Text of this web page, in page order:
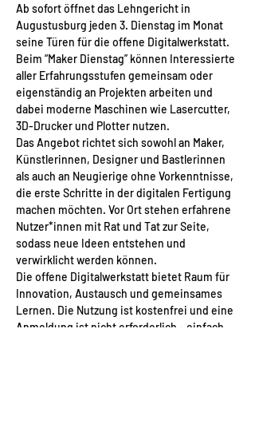
Ab sofort öffnet das Lehngericht in
Augustusburg jeden 3. Dienstag im Monat
seine Türen für die offene Digitalwerkstatt.
Beim “Maker Dienstag” können Interessierte
aller Erfahrungsstufen gemeinsam oder
eigenständig an Projekten arbeiten und
dabei moderne Maschinen wie Lasercutter,
3D-Drucker und Plotter nutzen.
Das Angebot richtet sich sowohl an Maker,
Künstlerinnen, Designer und Bastlerinnen
als auch an Neugierige ohne Vorkenntnisse,
die erste Schritte in der digitalen Fertigung
machen möchten. Vor Ort stehen erfahrene
Nutzer*innen mit Rat und Tat zur Seite,
sodass neue Ideen entstehen und
verwirklicht werden können.
Die offene Digitalwerkstatt bietet Raum für
Innovation, Austausch und gemeinsames
Lernen. Die Nutzung ist kostenfrei und eine
Anmeldung ist nicht erforderlich – einfach